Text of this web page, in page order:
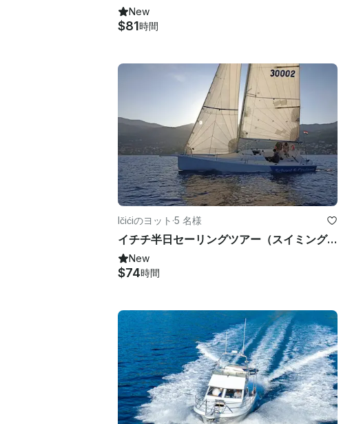
New
$81時間
Ičićiのヨット ·5 名様
イチチ半日セーリングツアー（スイミング＆沿岸探検付き）
New
$74時間